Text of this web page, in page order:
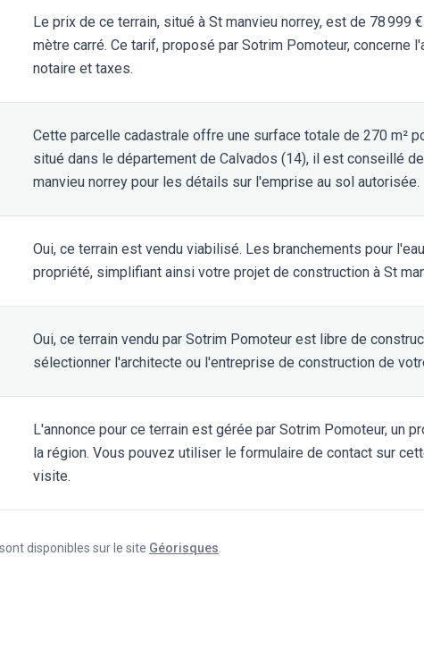
Le prix de ce terrain, situé à St manvieu norrey, est de 78 999
mètre carré. Ce tarif, proposé par Sotrim Pomoteur,
notaire et taxes.
Cette parcelle cadastrale offre une surface totale de 270 m²
situé dans le département de Calvados (14), il est conseillé
manvieu norrey pour les détails sur l'emprise au sol autorisée.
Oui, ce terrain est vendu viabilisé. Les branchements pour
propriété, simplifiant ainsi votre projet de construction à St
Oui, ce terrain vendu par Sotrim Pomoteur est libre de
sélectionner l'architecte ou l'entreprise de construction de
L'annonce pour ce terrain est gérée par Sotrim Pomoteur, un
la région. Vous pouvez utiliser le formulaire de contact sur
visite.
disponibles sur le site Géorisques.